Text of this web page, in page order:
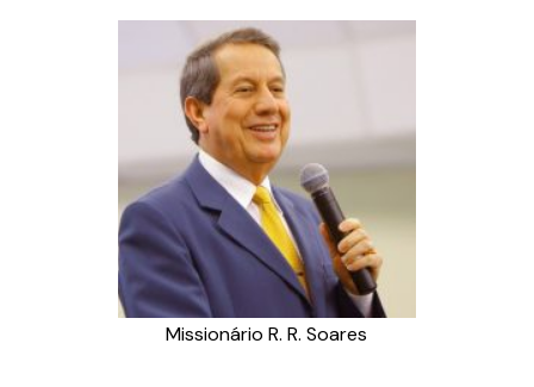
Missionário R. R. Soares